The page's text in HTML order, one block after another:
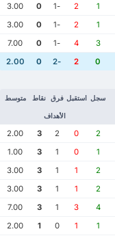
1
2
-1
0
3.00
1
2
-1
0
3.00
3
4
-1
0
7.00
0
2
-2
0
2.00
سجل استقبل فرق
الأهداف
نقاط متوسط
2
0
2
3
2.00
1
0
1
3
1.00
2
1
1
3
3.00
2
1
1
3
3.00
4
3
1
3
7.00
1
1
0
1
2.00